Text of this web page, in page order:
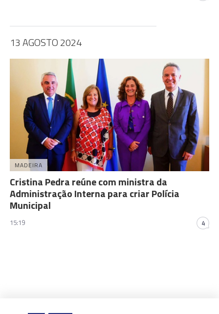
13 AGOSTO 2024
MADEIRA
Cristina Pedra reúne com ministra da
Administração Interna para criar Polícia
Municipal
15:19 4